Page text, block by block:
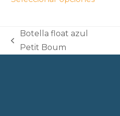
página
producto
previous
Botella float azul
Petit Boum